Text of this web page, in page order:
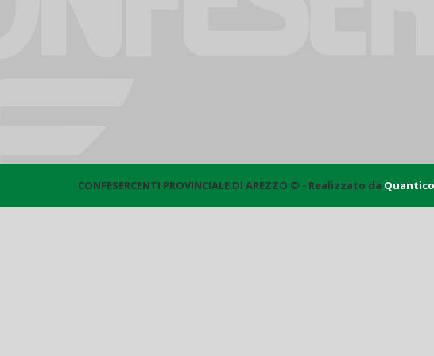
CONFESERCENTI PROVINCIALE DI AREZZO © - Realizzato da Quantico